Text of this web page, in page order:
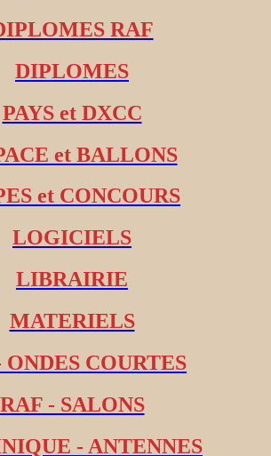
RAF
DIPLOMES
PAYS et DXCC
et BALLONS
et CONCOURS
LOGICIELS
LIBRAIRIE
MATERIELS
ONDES COURTES
RAF - SALONS
- ANTENNES